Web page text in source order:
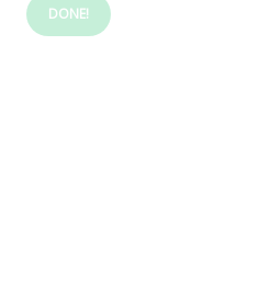
DONE!